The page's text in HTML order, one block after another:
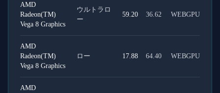
AMD
Radeon(TM)
Vega 8 Graphics
ウルトラロ
ー
59.20 36.62 WEBGPU
AMD
Radeon(TM)
Vega 8 Graphics
ロー 17.88 64.40 WEBGPU
AMD